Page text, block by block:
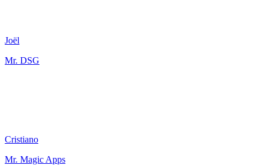
Joël
Mr. DSG
Cristiano
Mr. Magic Apps